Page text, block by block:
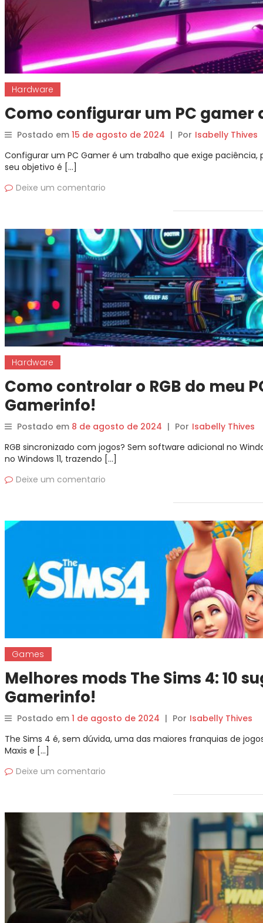
Hardware
Como configurar um PC gamer
Postado em 15 de agosto de 2024 | Por Isabelly Thives
Configurar um PC Gamer é um trabalho que exige paciência,
seu objetivo é […]
Deixe um comentario
Hardware
Como controlar o RGB do meu
Gamerinfo!
Postado em 8 de agosto de 2024 | Por Isabelly Thives
RGB sincronizado com jogos? Sem software adicional no
no Windows 11, trazendo […]
Deixe um comentario
Games
Melhores mods The Sims 4: 10
Gamerinfo!
Postado em 1 de agosto de 2024 | Por Isabelly Thives
The Sims 4 é, sem dúvida, uma das maiores franquias de
Maxis e […]
Deixe um comentario